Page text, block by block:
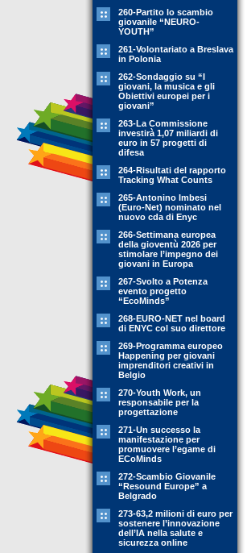
260-Partito lo scambio
giovanile “NEURO-
YOUTH”
261-Volontariato a Breslava
in Polonia
262-Sondaggio su “I
giovani, la musica e gli
Obiettivi europei per i
giovani”
263-La Commissione
investirà 1,07 miliardi di
euro in 57 progetti di
difesa
264-Risultati del rapporto
Tracking What Counts
265-Antonino Imbesi
(Euro-Net) nominato nel
nuovo cda di Enyc
266-Settimana europea
della gioventù 2026 per
stimolare l’impegno dei
giovani in Europa
267-Svolto a Potenza
evento progetto
“EcoMinds”
268-EURO-NET nel board
di ENYC col suo direttore
269-Programma europeo
Happening per giovani
imprenditori creativi in
Belgio
270-Youth Work, un
responsabile per la
progettazione
271-Un successo la
manifestazione per
promuovere l’egame di
ECoMinds
272-Scambio Giovanile
“Resound Europe” a
Belgrado
273-63,2 milioni di euro per
sostenere l’innovazione
dell’IA nella salute e
sicurezza online